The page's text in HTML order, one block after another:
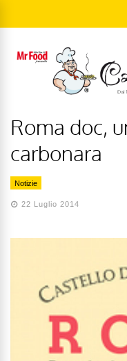
Roma doc,
carbonara
Notizie
22 Luglio 2014